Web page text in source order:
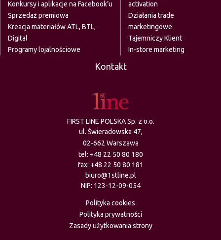
Konkursy i aplikacje na Facebook’u
Sprzedaż premiowa
Kreacja materiałów ATL, BTL,
Digital
Programy lojalnościowe
activation
Działania trade
marketingowe
Tajemniczy Klient
In-store marketing
Kontakt
FIRST LINE POLSKA Sp. z o.o.
ul. Świeradowska 47,
02-662 Warszawa
tel: +48 22 50 80 180
fax: +48 22 50 80 181
biuro@1stline.pl
NIP: 123-12-09-054
Polityka cookies
Polityka prywatności
Zasady użytkowania strony